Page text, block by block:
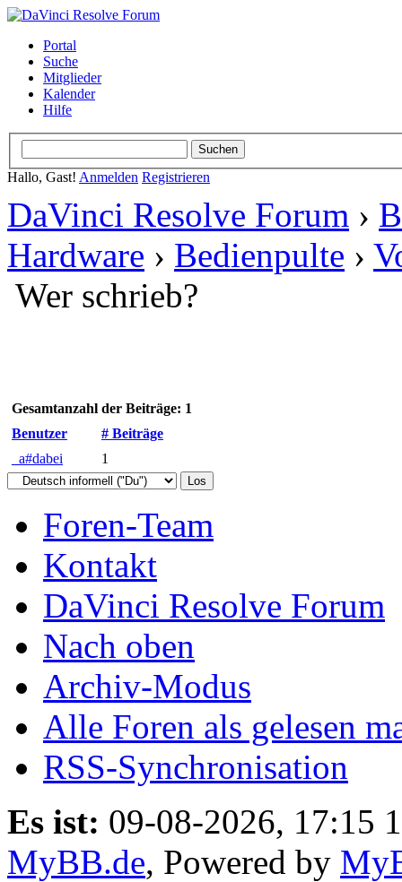
Portal
Suche
Mitglieder
Kalender
Hilfe
Hallo, Gast! Anmelden Registrieren
DaVinci Resolve Forum ›
Hardware › Bedienpulte ›
Wer schrieb?
Gesamtanzahl der Beiträge: 1
Benutzer
# Beiträge
_a#dabei
1
Foren-Team
Kontakt
DaVinci Resolve Forum
Nach oben
Archiv-Modus
Alle Foren als gelesen
RSS-Synchronisation
Es ist: 09-08-2026, 17:15
MyBB.de, Powered by